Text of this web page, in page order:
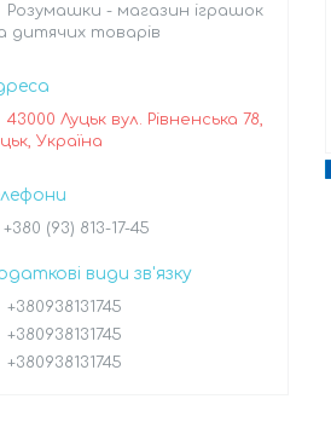
Розумашки - магазин іграшок
дитячих товарів
43000 Луцьк вул. Рівненська 78,
Україна
+380 (93) 813-17-45
+380938131745
+380938131745
+380938131745